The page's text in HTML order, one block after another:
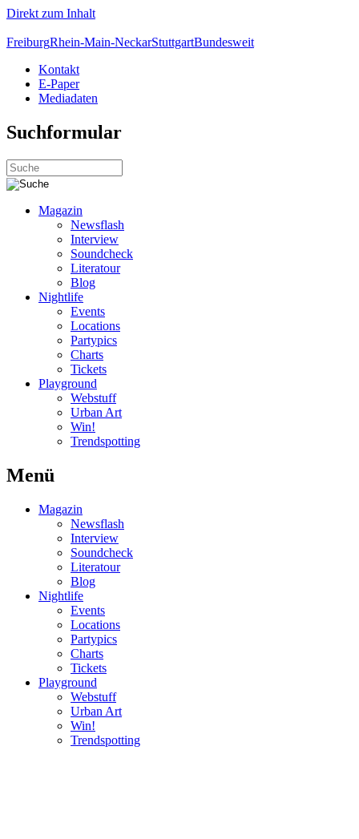
Direkt zum Inhalt
FreiburgRhein-Main-NeckarStuttgartBundesweit
Kontakt
E-Paper
Mediadaten
Suchformular
Magazin
Newsflash
Interview
Soundcheck
Literatour
Blog
Nightlife
Events
Locations
Partypics
Charts
Tickets
Playground
Webstuff
Urban Art
Win!
Trendspotting
Menü
Magazin
Newsflash
Interview
Soundcheck
Literatour
Blog
Nightlife
Events
Locations
Partypics
Charts
Tickets
Playground
Webstuff
Urban Art
Win!
Trendspotting